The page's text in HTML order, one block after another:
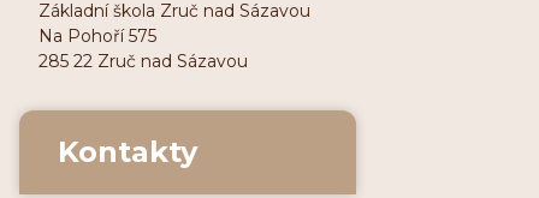
Základní škola Zruč nad Sázavou
Na Pohoří 575
285 22 Zruč nad Sázavou
Kontakty